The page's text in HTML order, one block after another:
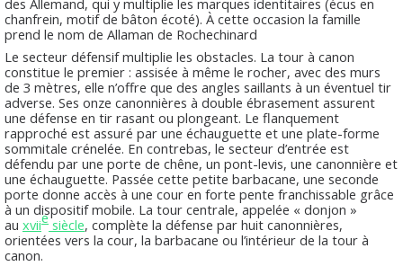
des Allemand, qui y multiplie les marques identitaires (écus en
chanfrein, motif de bâton écoté). À cette occasion la famille
prend le nom de Allaman de Rochechinard
Le secteur défensif multiplie les obstacles. La tour à canon
constitue le premier : assisée à même le rocher, avec des murs
de 3 mètres, elle n’offre que des angles saillants à un éventuel tir
adverse. Ses onze canonnières à double ébrasement assurent
une défense en tir rasant ou plongeant. Le flanquement
rapproché est assuré par une échauguette et une plate-forme
sommitale crénelée. En contrebas, le secteur d’entrée est
défendu par une porte de chêne, un pont-levis, une canonnière et
une échauguette. Passée cette petite barbacane, une seconde
porte donne accès à une cour en forte pente franchissable grâce
à un dispositif mobile. La tour centrale, appelée « donjon »
au xviie siècle, complète la défense par huit canonnières,
orientées vers la cour, la barbacane ou l’intérieur de la tour à
canon.